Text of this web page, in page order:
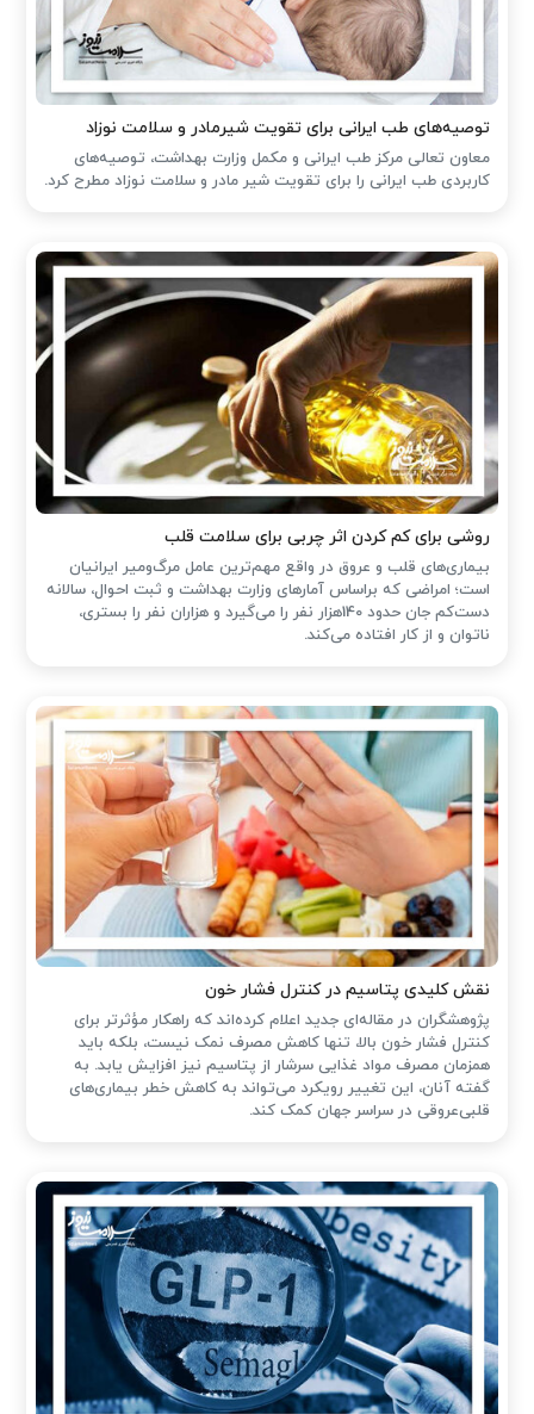
توصیه‌های طب ایرانی برای تقویت شیرمادر و سلامت نوزاد
معاون تعالی مرکز طب ایرانی و مکمل وزارت بهداشت، توصیه‌های
کاربردی طب ایرانی را برای تقویت شیر مادر و سلامت نوزاد مطرح کرد.
روشی برای کم کردن اثر چربی برای سلامت قلب
بیماری‌های قلب و عروق در واقع مهم‌ترین عامل مرگ‌ومیر ایرانیان
است؛ امراضی که براساس آمارهای وزارت بهداشت و ثبت احوال، سالانه
دست‌کم جان حدود 140هزار نفر را می‌گیرد و هزاران نفر را بستری،
ناتوان و از کار افتاده می‌کند.
نقش کلیدی پتاسیم در کنترل فشار خون
پژوهشگران در مقاله‌ای جدید اعلام کرده‌اند که راهکار مؤثرتر برای
کنترل فشار خون بالا، تنها کاهش مصرف نمک نیست، بلکه باید
همزمان مصرف مواد غذایی سرشار از پتاسیم نیز افزایش یابد. به
گفته آنان، این تغییر رویکرد می‌تواند به کاهش خطر بیماری‌های
قلبی‌عروقی در سراسر جهان کمک کند.